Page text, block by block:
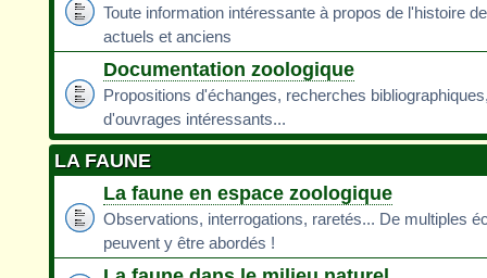
Toute information intéressante à propos de l'histoire
actuels et anciens
Documentation zoologique
Propositions d'échanges, recherches
d'ouvrages intéressants...
LA FAUNE
La faune en espace zoologique
Observations, interrogations, raretés... De multiples
peuvent y être abordés !